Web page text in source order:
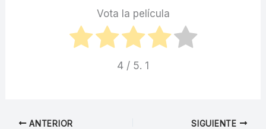
Vota la película
4 / 5. 1
ANTERIOR SIGUIENTE